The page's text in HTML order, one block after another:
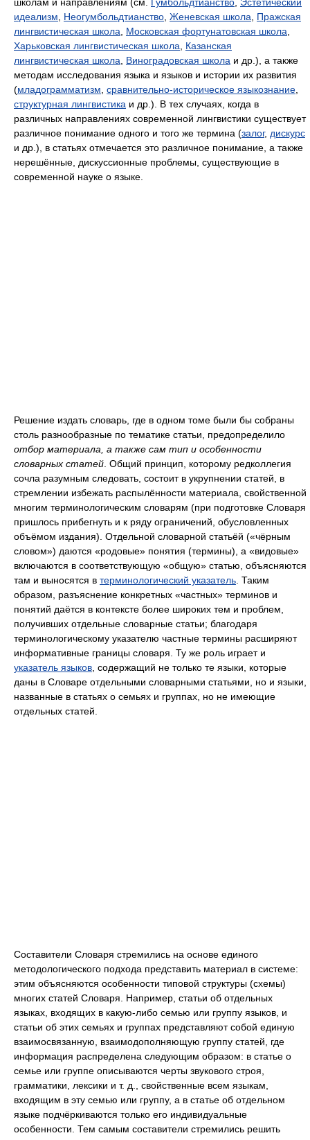
идеализм
Неогумбольдтианство Женевская школа
Пражская
лингвистическая школа
Московская фортунатовская школа
Харьковская лингвистическая школа
Казанская
лингвистическая школа
Виноградовская школа и др.), а также
методам исследования языка и языков и истории их развития
(младограмматизм сравнительно-историческое языкознание
структурная лингвистика и др.). В тех случаях, когда в
различных направлениях современной лингвистики существует
различное понимание одного и того же термина (залог, дискурс
и др.), в статьях отмечается это различное понимание, а также
нерешённые, дискуссионные проблемы, существующие в
современной науке о языке.
Решение издать словарь, где в одном томе были бы собраны
столь разнообразные по тематике статьи, предопределило
отбор материала, а также сам тип и особенности
словарных статей . Общий принцип, которому редколлегия
сочла разумным следовать, состоит в укрупнении статей, в
стремлении избежать распылённости материала, свойственной
многим терминологическим словарям (при подготовке Словаря
пришлось прибегнуть и к ряду ограничений, обусловленных
объёмом издания). Отдельной словарной статьёй («чёрным
словом») даются «родовые» понятия (термины), а «видовые»
включаются в соответствующую «общую» статью, объясняются
там и выносятся в терминологический указатель . Таким
образом, разъяснение конкретных «частных» терминов и
понятий даётся в контексте более широких тем и проблем,
получивших отдельные словарные статьи; благодаря
терминологическому указателю частные термины расширяют
информативные границы словаря. Ту же роль играет и
указатель языков , содержащий не только те языки, которые
даны в Словаре отдельными словарными статьями, но и языки,
названные в статьях о семьях и группах, но не имеющие
отдельных статей.
Составители Словаря стремились на основе единого
методологического подхода представить материал в системе:
этим объясняются особенности типовой структуры (схемы)
многих статей Словаря. Например, статьи об отдельных
языках, входящих в какую-либо семью или группу языков, и
статьи об этих семьях и группах представляют собой единую
взаимосвязанную, взаимодополняющую группу статей, где
информация распределена следующим образом: в статье о
семье или группе описываются черты звукового строя,
грамматики, лексики и т. д., свойственные всем языкам,
входящим в эту семью или группу, а в статье об отдельном
языке подчёркиваются только его индивидуальные
особенности. Тем самым составители стремились решить